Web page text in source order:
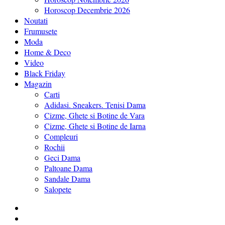
Horoscop Decembrie 2026
Noutati
Frumusete
Moda
Home & Deco
Video
Black Friday
Magazin
Carti
Adidasi. Sneakers. Tenisi Dama
Cizme, Ghete si Botine de Vara
Cizme, Ghete si Botine de Iarna
Compleuri
Rochii
Geci Dama
Paltoane Dama
Sandale Dama
Salopete